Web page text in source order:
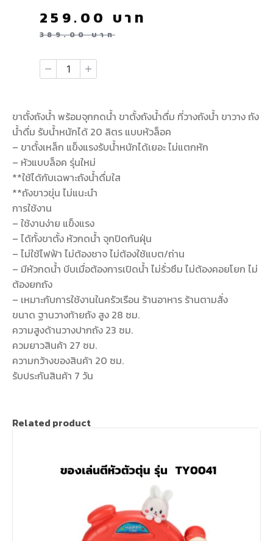
389.00บาท
259.00 บาท
ขาตั้งถังน้ำ พร้อมจุกกดน้ำ ขาตั้งถังน้ำดื่ม ที่วางถังน้ำ ขาวาง ถัง
น้ำดื่ม รับน้ำหนักได้ 20 ลิตร แบบหัวล็อค
– ขาตั้งเหล็ก แข็งแรงรับน้ำหนักได้เยอะ ไม่แตกหัก
– หัวแบบล็อค รุ่นใหม่
**ใช้ได้กับเฉพาะถังน้ำดื่มใส
**ถังขาวขุ่น ไม่แนะนำ
การใช้งาน
– ใช้งานง่าย แข็งแรง
– ได้ทั้งขาตั้ง หัวกดน้ำ จุกปิดกันฝุ่น
– ไม่ใช้ไฟฟ้า ไม่ต้องชาจ ไม่ต้องใช้แบต/ถ่าน
– มีหัวกดน้ำ บีบเมื่อต้องการเปิดน้ำ ไม่รั่วซึม ไม่ต้องคอยโยก ไม่
ต้องยกถัง
– เหมาะกับการใช้งานในครัวเรือน ร้านอาหาร ร้านตามสั่ง
ขนาด ฐานวางท้ายถัง สูง 28 ซม.
ความสูงด้านวางปากถัง 23 ซม.
ควมยาวสินค้า 27 ซม.
ความกว้างของสินค้า 20 ซม.
รับประกันสินค้า 7 วัน
Related product